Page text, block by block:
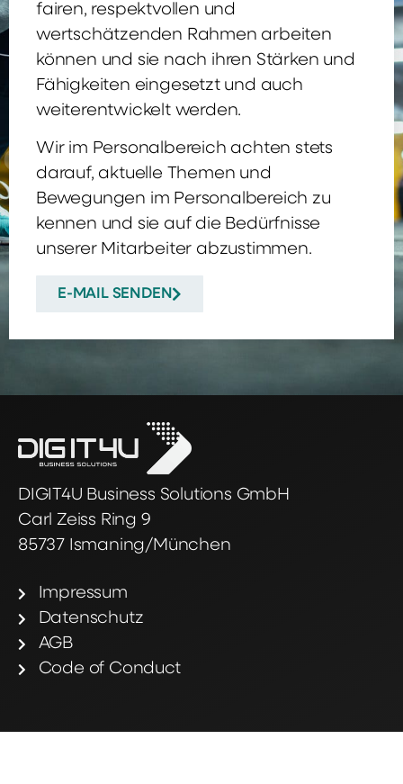
fairen, respektvollen und
wertschätzenden Rahmen arbeiten
können und sie nach ihren Stärken und
Fähigkeiten eingesetzt und auch
weiterentwickelt werden.
Wir im Personalbereich achten stets
darauf, aktuelle Themen und
Bewegungen im Personalbereich zu
kennen und sie auf die Bedürfnisse
unserer Mitarbeiter abzustimmen.
E-MAIL SENDEN
DIGIT4U Business Solutions GmbH
Carl Zeiss Ring 9
85737 Ismaning/München
Impressum
Datenschutz
AGB
Code of Conduct